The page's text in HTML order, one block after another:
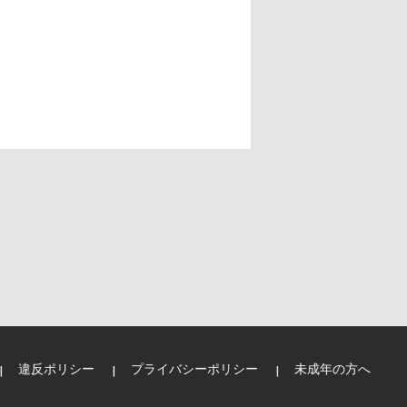
違反ポリシー プライバシーポリシー 未成年の方へ